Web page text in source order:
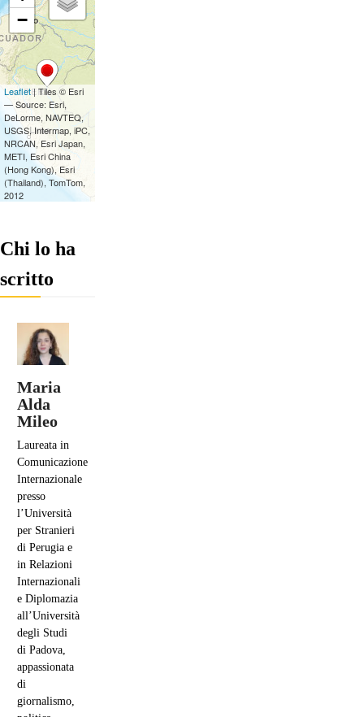
Chi lo ha
scritto
Maria
Alda
Mileo
Laureata in
Comunicazione
Internazionale
presso
l’Università
per Stranieri
di Perugia e
in Relazioni
Internazionali
e Diplomazia
all’Università
degli Studi
di Padova,
appassionata
di
giornalismo,